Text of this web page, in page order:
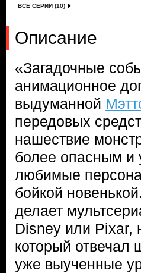
ВСЕ СЕРИИ (10)
Описание
«Загадочные
анимационное
выдуманной
передовых
нашествие
более опасным и
любимые
бойкой
делает
Disney или Pixar,
который отвечал
уже выученные